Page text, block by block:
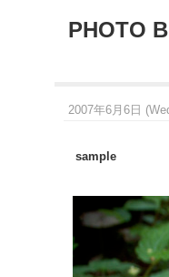
PHOTO
2007年6月6日
sample